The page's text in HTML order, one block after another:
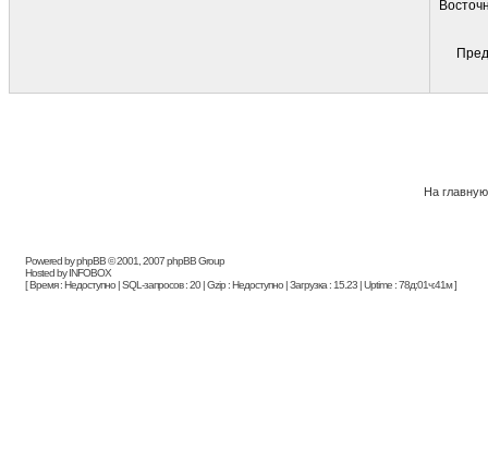
На главную
Powered by phpBB © 2001, 2007 phpBB Group
Hosted by INFOBOX
[ Время : Недоступно | SQL-запросов : 20 | Gzip : Недоступно | Загрузка : 15.23 | Uptime : 78д:01ч:41м ]